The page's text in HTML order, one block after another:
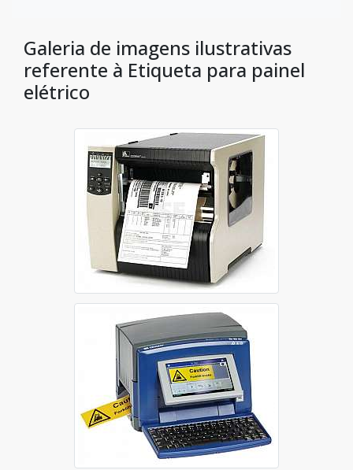
Galeria de imagens ilustrativas
referente à Etiqueta para painel
elétrico